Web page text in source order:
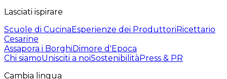
Lasciati ispirare
Scuole di CucinaEsperienze dei ProduttoriRicettario
Cesarine
Assapora i BorghiDimore d'Epoca
Chi siamoUnisciti a noiSostenibilitàPress & PR
Cambia lingua